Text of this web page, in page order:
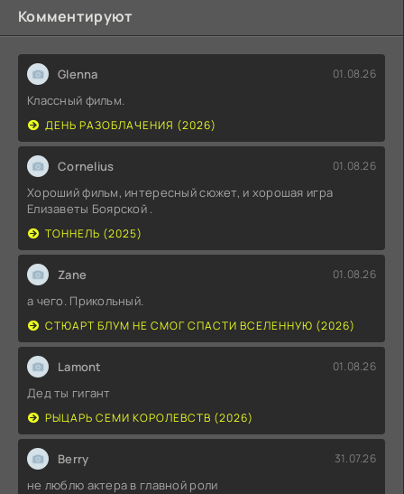
Комментируют
Glenna 01.08.26
Классный фильм.
ДЕНЬ РАЗОБЛАЧЕНИЯ (2026)
Cornelius 01.08.26
Хороший фильм, интересный сюжет, и хорошая игра
Елизаветы Боярской .
ТОННЕЛЬ (2025)
Zane 01.08.26
а чего. Прикольный.
СТЮАРТ БЛУМ НЕ СМОГ СПАСТИ ВСЕЛЕННУЮ (2026)
Lamont 01.08.26
Дед ты гигант
РЫЦАРЬ СЕМИ КОРОЛЕВСТВ (2026)
Berry 31.07.26
не люблю актера в главной роли